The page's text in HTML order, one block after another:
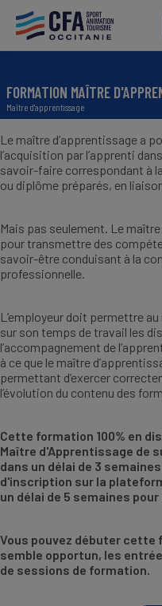
contenu
principal
FORMATION MAÎTRE
Maître d'apprentissage
Le maître d’apprentissage a
l’acquisition par l’apprenti
savoir-faire correspondant à
ou diplôme préparés, en
Mais pas seulement. Le
pour transmettre des
savoir-être conduisant à la
professionnelle.
L’employeur doit permettre
sur son temps de travail les
l’accompagnement de
à ce que le maître
permettant d’exercer
l’évolution du contenu des
Cette formation 100% en
Maître d'Apprentissage de
dans un délai de 3
d'inscription sur la
un délai de 5 semaines pour
Vous pouvez débuter cette
semble opportun, les
de sessions de formation.